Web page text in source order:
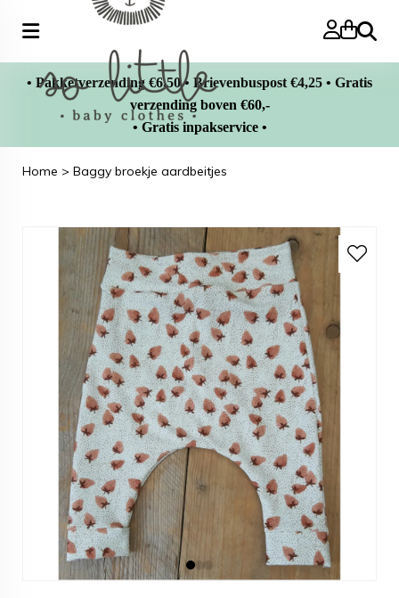
Zoeken
• Pakketverzending €6,50 • Brievenbuspost €4,25 • Gratis
verzending boven €60,-
• Gratis inpakservice •
Home > Baggy broekje aardbeitjes